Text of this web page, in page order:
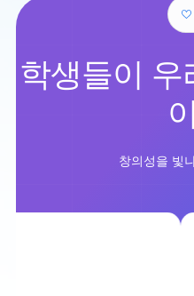
학생들이
창의성을 빛